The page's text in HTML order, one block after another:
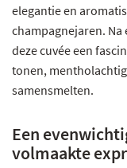
elegantie en
champagnejaren.
deze cuvée een
tonen,
samensmelten.
Een
volmaakte